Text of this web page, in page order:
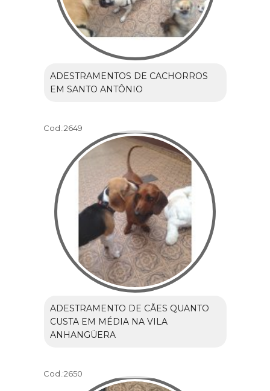
ADESTRAMENTOS DE CACHORROS
EM SANTO ANTÔNIO
Cod.:2649
ADESTRAMENTO DE CÃES QUANTO
CUSTA EM MÉDIA NA VILA
ANHANGÜERA
Cod.:2650